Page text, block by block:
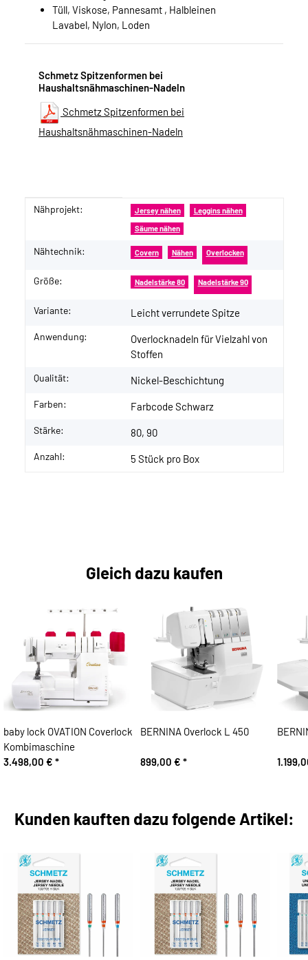
Tüll, Viskose, Pannesamt , Halbleinen
Lavabel, Nylon, Loden
Schmetz Spitzenformen bei
Haushaltsnähmaschinen-Nadeln
Schmetz Spitzenformen bei
Haushaltsnähmaschinen-Nadeln
Produkteigenschaft
Wert
Nähprojekt: Jersey nähen Leggins nähen
Säume nähen
Nähtechnik: Covern Nähen Overlocken
Größe: Nadelstärke 80 Nadelstärke 90
Variante: Leicht verrundete Spitze
Anwendung:
Overlocknadeln für Vielzahl von
Stoffen
Qualität: Nickel-Beschichtung
Farben: Farbcode Schwarz
Stärke: 80, 90
Anzahl: 5 Stück pro Box
Gleich dazu kaufen
baby lock OVATION Coverlock
Kombimaschine
3.498,00 € *
BERNINA Overlock L 450
899,00 € *
Kunden kauften dazu folgende Artikel: